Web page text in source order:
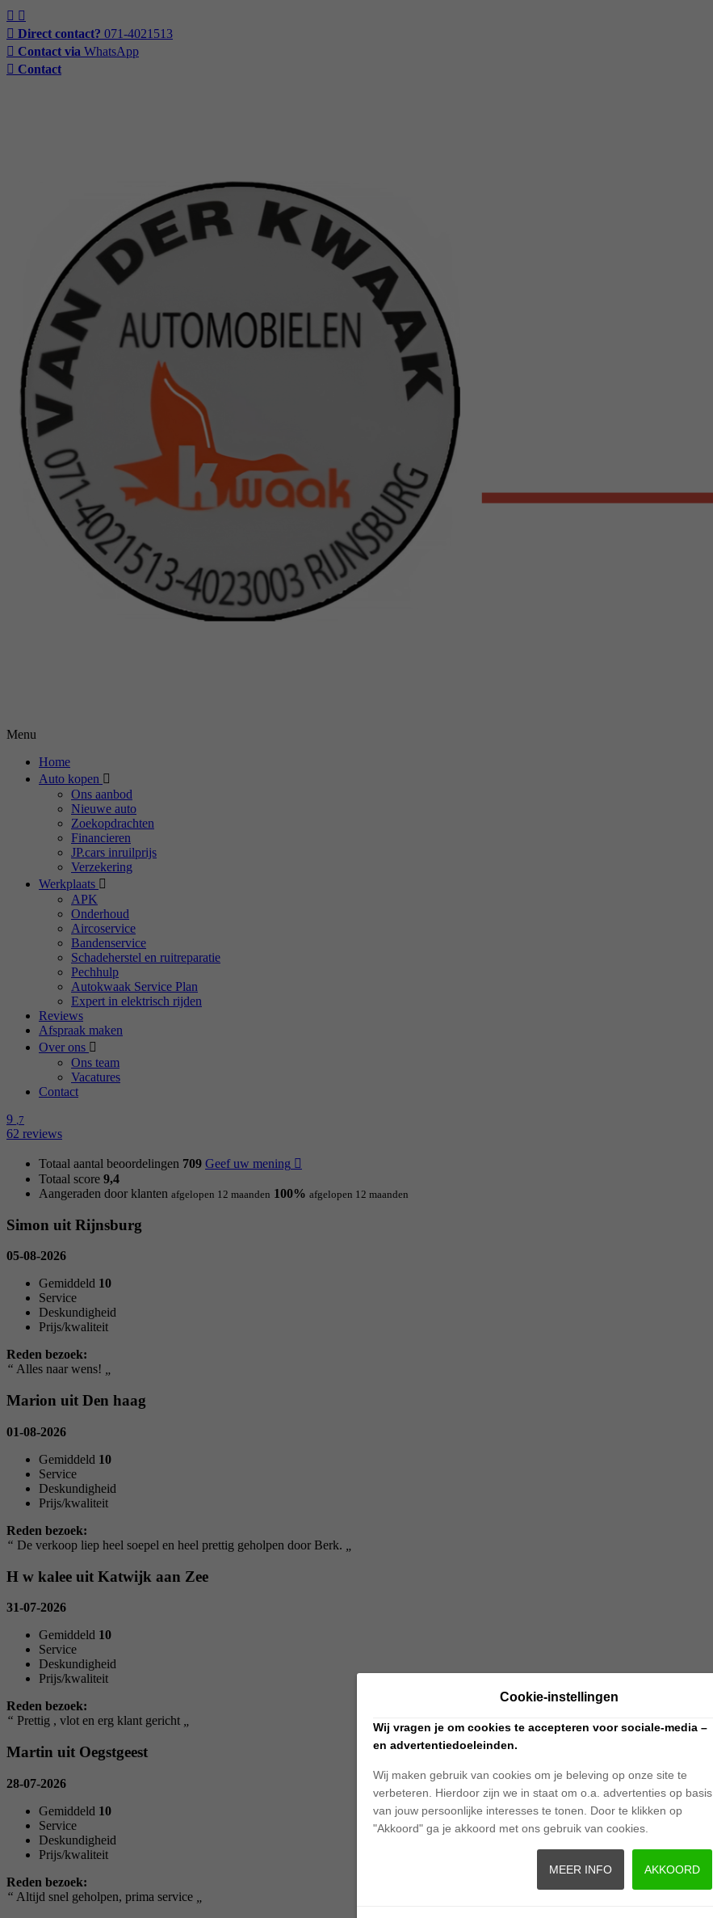
Direct contact? 071-4021513
Contact via WhatsApp
Contact
Menu
Home
Auto kopen
Ons aanbod
Nieuwe auto
Zoekopdrachten
Financieren
JP.cars inruilprijs
Verzekering
Werkplaats
APK
Onderhoud
Aircoservice
Bandenservice
Schadeherstel en ruitreparatie
Pechhulp
Autokwaak Service Plan
Expert in elektrisch rijden
Reviews
Afspraak maken
Over ons
Ons team
Vacatures
Contact
9 ,7
62 reviews
Totaal aantal beoordelingen 709 Geef uw mening
Totaal score 9,4
Aangeraden door klanten afgelopen 12 maanden 100% afgelopen 12 maanden
Simon uit Rijnsburg
05-08-2026
Gemiddeld 10
Service
Deskundigheid
Prijs/kwaliteit
Reden bezoek:
“ Alles naar wens! „
Marion uit Den haag
01-08-2026
Gemiddeld 10
Service
Deskundigheid
Prijs/kwaliteit
Reden bezoek:
“ De verkoop liep heel soepel en heel prettig geholpen door Berk.
H w kalee uit Katwijk aan Zee
31-07-2026
Gemiddeld 10
Service
Deskundigheid
Prijs/kwaliteit
Reden bezoek:
“ Prettig , vlot en erg klant gericht
Martin uit Oegstgeest
28-07-2026
Gemiddeld 10
Service
Deskundigheid
Prijs/kwaliteit
Reden bezoek:
“ Altijd snel geholpen, prima service
Cookie-instellingen
Wij vragen je om cookies te accepteren voor sociale-media –
en advertentiedoeleinden.
Wij maken gebruik van cookies om je beleving op onze site te
verbeteren. Hierdoor zijn we in staat om o.a. advertenties op basis
van jouw persoonlijke interesses te tonen. Door te klikken op
"Akkoord" ga je akkoord met ons gebruik van cookies.
AKKOORD
MEER INFO